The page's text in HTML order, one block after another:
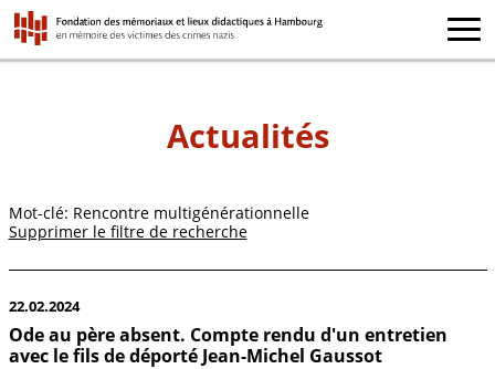
Actualités
Mot-clé: Rencontre multigénérationnelle
Supprimer le filtre de recherche
22.02.2024
Ode au père absent. Compte rendu d'un entretien
avec le fils de déporté Jean-Michel Gaussot